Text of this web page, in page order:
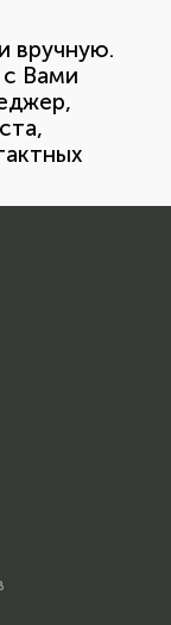
вручную.
с Вами